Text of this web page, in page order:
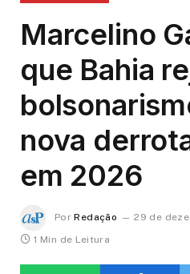
Marcelino
que Bahia
nova
em 2026
Por Redação
29 de
1 Min de Leitura